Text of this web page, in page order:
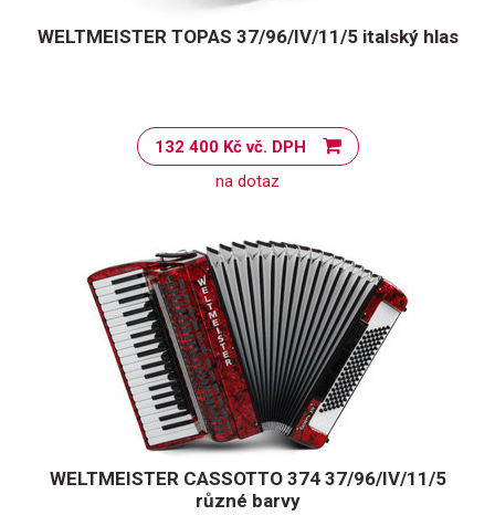
WELTMEISTER TOPAS 37/96/IV/11/5 italský hlas
132 400 Kč vč. DPH
na dotaz
WELTMEISTER CASSOTTO 374 37/96/IV/11/5
různé barvy